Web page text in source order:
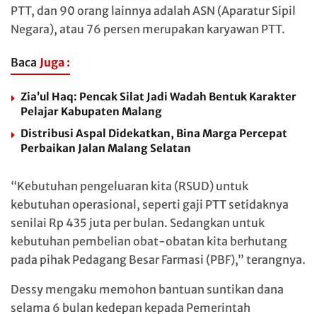
PTT, dan 90 orang lainnya adalah ASN (Aparatur Sipil
Negara), atau 76 persen merupakan karyawan PTT.
Baca Juga :
Zia’ul Haq: Pencak Silat Jadi Wadah Bentuk Karakter
Pelajar Kabupaten Malang
Distribusi Aspal Didekatkan, Bina Marga Percepat
Perbaikan Jalan Malang Selatan
“Kebutuhan pengeluaran kita (RSUD) untuk
kebutuhan operasional, seperti gaji PTT setidaknya
senilai Rp 435 juta per bulan. Sedangkan untuk
kebutuhan pembelian obat-obatan kita berhutang
pada pihak Pedagang Besar Farmasi (PBF),” terangnya.
Dessy mengaku memohon bantuan suntikan dana
selama 6 bulan kedepan kepada Pemerintah